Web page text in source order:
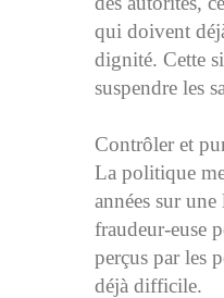
qui doivent
dignité. Cette
suspendre les
Contrôler et
La politique
années sur
fraudeur-euse
perçus par les
déjà difficile.